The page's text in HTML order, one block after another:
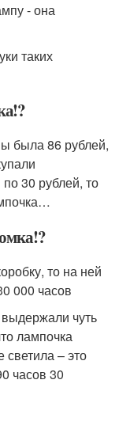
- она
таких
была 86 рублей,
30 рублей, то
то на ней
000 часов
чуть
лампочка
светила – это
часов 30